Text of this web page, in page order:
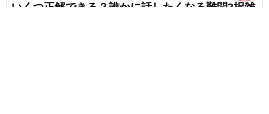
いくつ正解できる？誰かに話したくなる難問3択雑